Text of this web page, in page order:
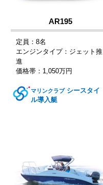
AR195
定員：8名
エンジンタイプ：ジェット推
進
価格帯：1,050万円
マリンクラブ シースタイ
ル導入艇